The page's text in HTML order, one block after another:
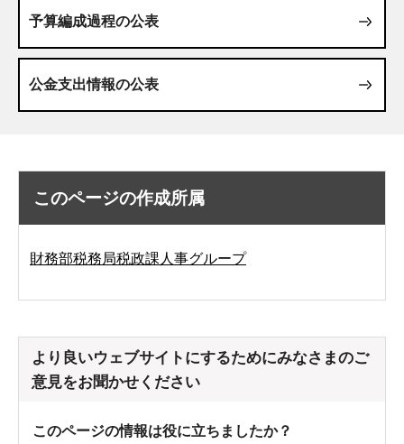
予算編成過程の公表
公金支出情報の公表
このページの作成所属
財務部税務局税政課人事グループ
より良いウェブサイトにするためにみなさまのご
意見をお聞かせください
このページの情報は役に立ちましたか？